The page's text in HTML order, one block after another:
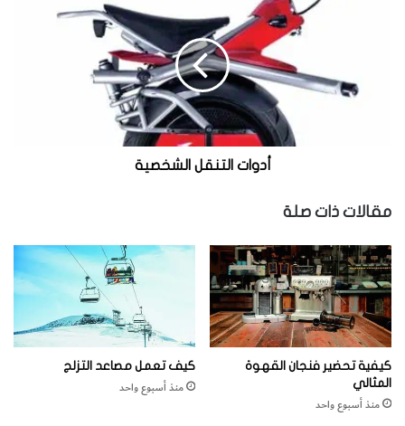
ل
ش
خ
ص
ي
ة
أدوات التنقل الشخصية
مقالات ذات صلة
كيفية تحضير فنجان القهوة
المثالي
منذ أسبوع واحد
كيف تعمل مصاعد التزلج
منذ أسبوع واحد